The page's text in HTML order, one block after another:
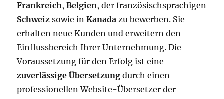
Frankreich,Belgien, der französischsprachigen
Schweiz sowie inKanada zu bewerben. Sie
erhalten neue Kunden und erweitern den
Einflussbereich Ihrer Unternehmung. Die
Voraussetzung für den Erfolg ist eine
zuverlässige Übersetzung durch einen
professionellen Website-Übersetzer der